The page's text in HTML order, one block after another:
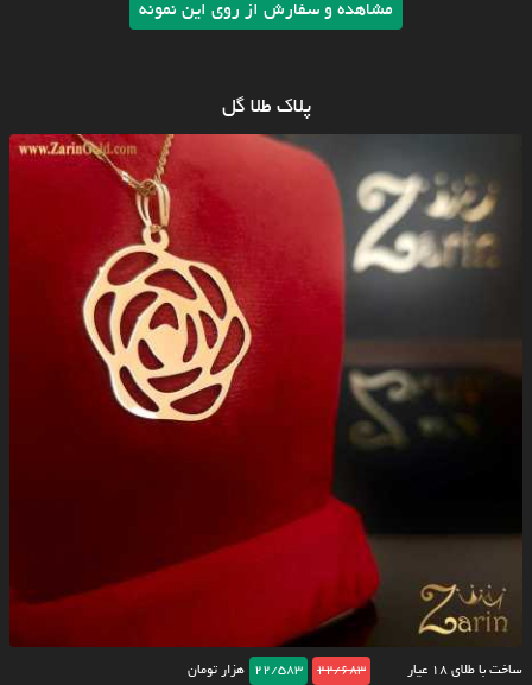
مشاهده و سفارش از روی این نمونه
پلاک طلا گل
ساخت با طلای ۱۸ عیار 22/683
22/583 هزار تومان